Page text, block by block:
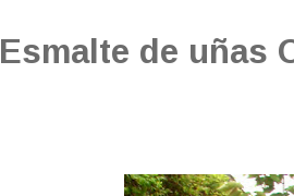
Esmalte de uñas